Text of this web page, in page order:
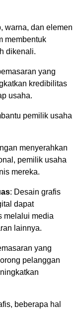
warna, dan elemen
membentuk
dikenali.
yang
kredibilitas
usaha.
pemilik usaha
menyerahkan
pemilik usaha
mereka.
: Desain grafis
dapat
melalui media
lainnya.
yang
pelanggan
beberapa hal